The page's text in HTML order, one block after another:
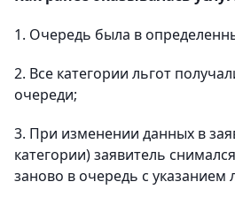
1. Очередь была в
2. Все категории льгот
очереди;
3. При изменении данных в
категории) заявитель
заново в очередь с указанием